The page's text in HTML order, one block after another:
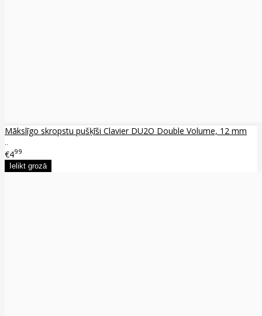
Mākslīgo skropstu pušķīši Clavier DU2O Double Volume, 12 mm
..
€499